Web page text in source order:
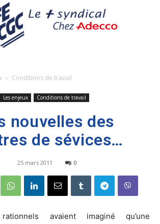
Conditions de travail
Les enjeux Conditions de travail
nouvelles des
de sévices…
25 mars 2011 0
avaient imaginé qu’une